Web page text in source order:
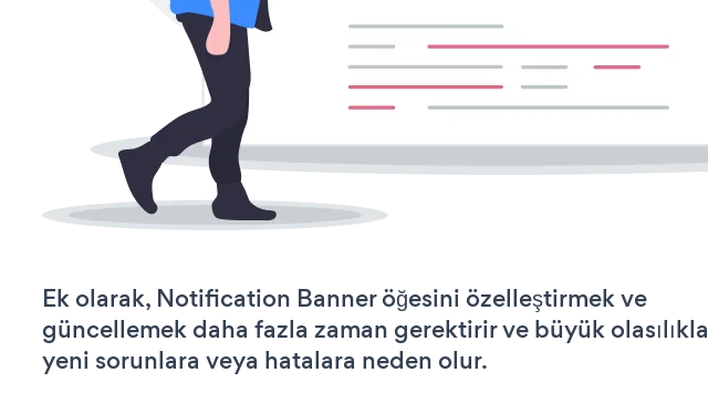
Ek olarak, Notification Banner öğesini özelleştirmek ve
güncellemek daha fazla zaman gerektirir ve büyük olasılıkla
yeni sorunlara veya hatalara neden olur.